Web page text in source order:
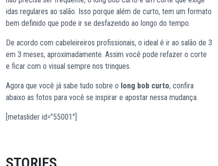
idas regulares ao salão. Isso porque além de curto, tem um formato
bem definido que pode ir se desfazendo ao longo do tempo.
De acordo com cabeleireiros profissionais, o ideal é ir ao salão de 3
em 3 meses, aproximadamente. Assim você pode refazer o corte
e ficar com o visual sempre nos trinques.
Agora que você já sabe tudo sobre o long bob curto, confira
abaixo as fotos para você se inspirar e apostar nessa mudança.
[metaslider id=”55001″]